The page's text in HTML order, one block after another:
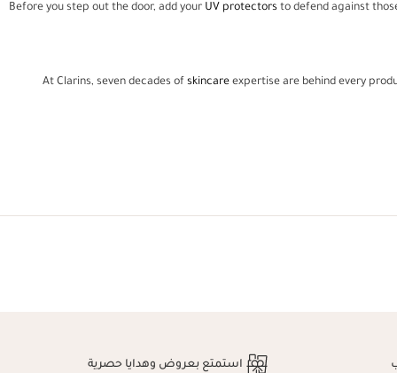
Before you step out the door, add your UV protectors to defend against
At Clarins, seven decades of skincare expertise are behind every
استمتع بعروض وهدايا حصرية